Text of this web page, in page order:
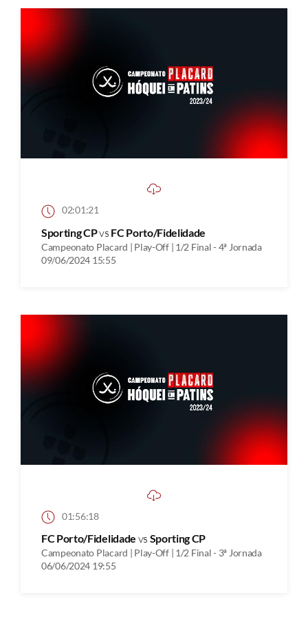
02:01:21
Sporting CPvs FC Porto/Fidelidade
Campeonato Placard | Play-Off | 1/2 Final - 4ª Jornada
09/06/2024 15:55
01:56:18
FC Porto/Fidelidade vs Sporting CP
Campeonato Placard | Play-Off | 1/2 Final - 3ª Jornada
06/06/2024 19:55